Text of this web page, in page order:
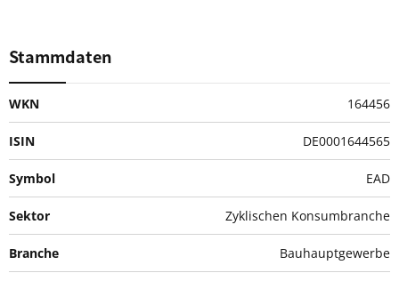
Stammdaten
WKN 164456
ISIN DE0001644565
Symbol EAD
Sektor Zyklischen Konsumbranche
Branche Bauhauptgewerbe